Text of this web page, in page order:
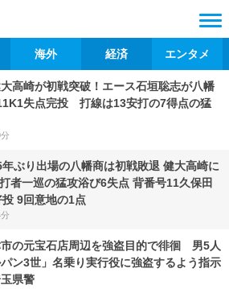
海外 経済 エンタメ
大高崎が初戦突破！エース石垣聡志が八幡
失点完投 打線は13安打の7得点の猛
年ぶり出場の八幡商は初戦敗退 健大高崎に
者一巡の猛攻浴び6失点 背番号11久保田
9回意地の1点
の元宝石店周辺を強盗目的で徘徊 男5人
ン3世」名乗り実行役に強盗するよう指示
県警